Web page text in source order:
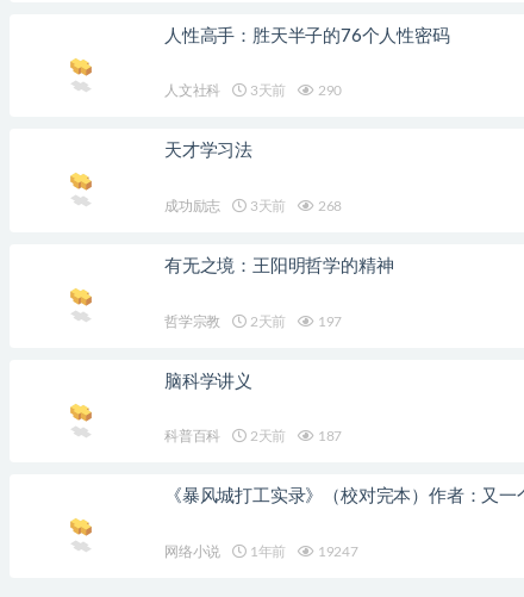
人性高手：胜天半子的76个人性密码
人文社科 3天前 290
天才学习法
成功励志 3天前 268
有无之境：王阳明哲学的精神
哲学宗教 2天前 197
脑科学讲义
科普百科 2天前 187
《暴风城打工实录》（校对完本）作者：又一
网络小说 1年前 19247